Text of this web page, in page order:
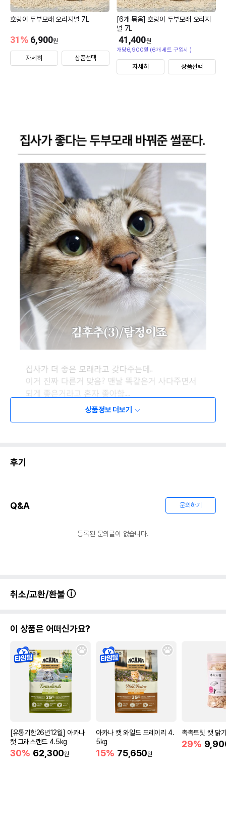
호랑이 두부모래 오리지널 7L
6,900원
31%
자세히 상품선택
[6개 묶음] 호랑이 두부모래 오리지
널 7L
41,400원
개당6,900원 (6개 세트 구입시 )
자세히 상품선택
상품정보 더보기
후기
Q&A 문의하기
등록된 문의글이 없습니다.
취소/교환/환불
이 상품은 어떠신가요?
[유통기한26년12월] 아카나
캣 그래스랜드 4.5kg
30% 62,300원
아카나 캣 와일드 프레이리 4.
5kg
15% 75,650원
촉촉트릿 캣 닭
29%